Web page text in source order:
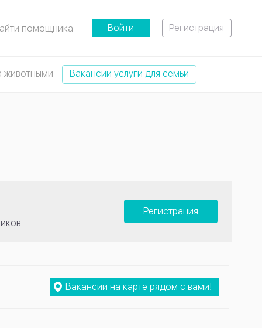
помощника Войти Регистрация
животными Вакансии услуги для семьи
Регистрация
Вакансии на карте рядом с вами!